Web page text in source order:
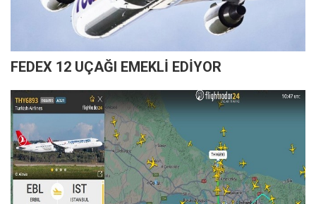
FEDEX 12 UÇAĞI EMEKLİ EDİYOR